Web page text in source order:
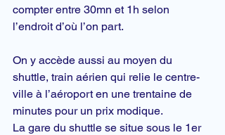
compter entre 30mn et 1h selon
l’endroit d’où l’on part.
On y accède aussi au moyen du
shuttle, train aérien qui relie le centre-
ville à l’aéroport en une trentaine de
minutes pour un prix modique.
La gare du shuttle se situe sous le 1er